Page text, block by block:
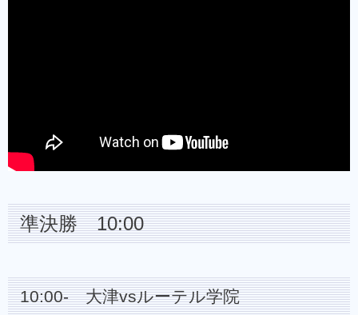
準決勝 10:00
10:00- 大津vsルーテル学院